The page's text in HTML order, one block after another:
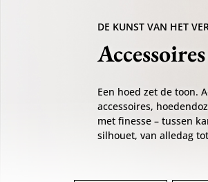
DE KUNST VAN HET
Een hoed zet de toon.
accessoires,
met finesse – tussen
silhouet, van alledag